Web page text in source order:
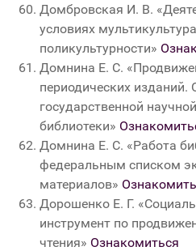
Домбровская И. В.
условиях
поликультурности»
Домнина Е. С.
периодических
государственной научной
библиотеки»
Домнина Е. С. «Работа
федеральным списком
материалов»
Дорошенко Е. Г.
инструмент по
чтения» Ознакомиться